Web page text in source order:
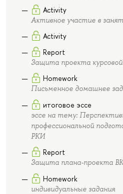
Activity
Активное участие в
Activity
Report
Защита проекта
Homework
Письменное домашнее
итоговое эссе
эссе на тему:
профессиональной
РКИ
Report
Защита плана-проекта
Homework
индивидуальные задания